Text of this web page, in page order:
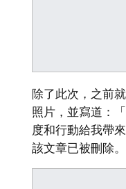
除了此次，之前
照片，並寫道：
度和行動給我帶
該文章已被刪除。